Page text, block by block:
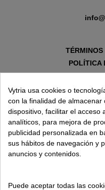
TÉRMINOS
POLÍTICA
Vytria usa cookies o
con la finalidad de
dispositivo, facilitar el acceso
analíticos, para mejora de
publicidad personalizada en
sus hábitos de navegación y
anuncios y contenidos.
Puede aceptar todas las